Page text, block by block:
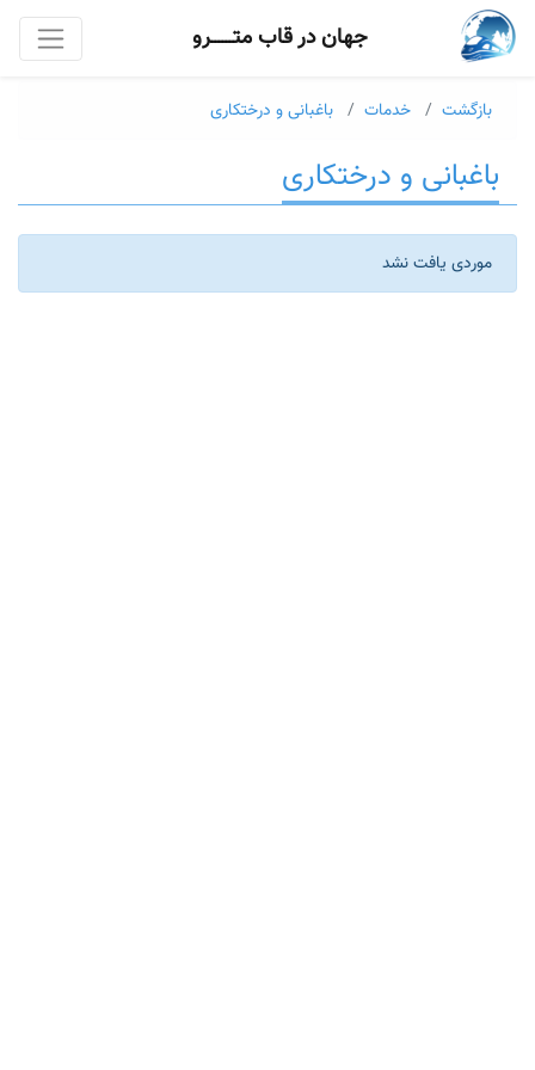
جهان در قاب متــــــرو
بازگشت خدمات باغبانی و درختکاری
باغبانی و درختکاری
موردی یافت نشد